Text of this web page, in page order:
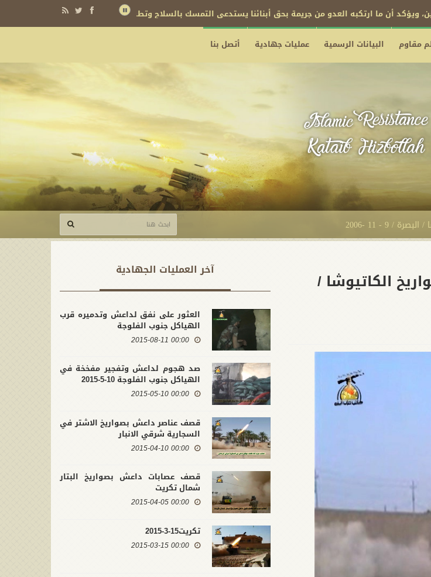
ويؤكد أن ما ارتكبه العدو من جريمة بحق أبنائنا يستدعي التمسك بالسلاح وتطويره لردع كل من يريد بنا شراً
مقاوم البيانات الرسمية عمليات جهادية أتصل بنا
9 - 11 -2006
الكاتيوشا /
آخر العملیات الجهادية
العثور على نفق لداعش وتدميره قرب
الهياكل جنوب الفلوجة
00:00 2015-08-11
صد هجوم لداعش وتفجير مفخخة في
الهياكل جنوب الفلوجة 10-5-2015
00:00 2015-05-10
قصف عناصر داعش بصواريخ الاشتر في
السجارية شرقي الانبار
00:00 2015-04-10
قصف عصابات داعش بصواريخ البتار
شمال تكريت
00:00 2015-04-05
تكريت15-3-2015
00:00 2015-03-15